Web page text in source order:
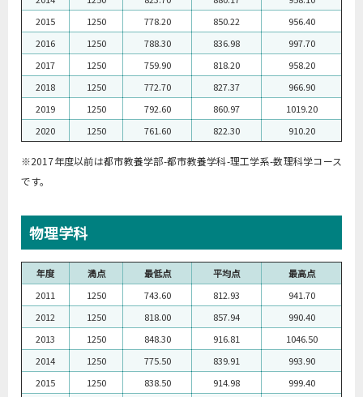
2015
1250 778.20 850.22
956.40
2016
1250 788.30 836.98
997.70
2017
1250 759.90 818.20
958.20
2018
1250 772.70 827.37
966.90
2019
1250 792.60 860.97
1019.20
2020
1250 761.60 822.30 910.20
※2017年度以前は都市教養学部-都市教養学科-理工学系-数理科学コース
です。
物理学科
年度 満点 最低点 平均点
最高点
2011
1250 743.60 812.93
941.70
2012
1250 818.00 857.94
990.40
2013
1250 848.30 916.81
1046.50
2014
1250 775.50 839.91
993.90
2015
1250 838.50 914.98
999.40